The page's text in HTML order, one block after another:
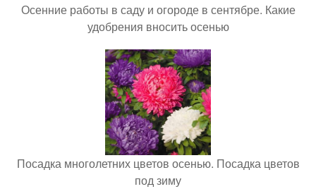
Осенние работы в саду и огороде в сентябре. Какие
удобрения вносить осенью
Посадка многолетних цветов осенью. Посадка цветов
под зиму